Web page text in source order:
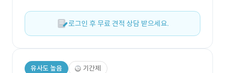
로그인 후 무료 견적 상담 받으세요.
유사도 높음 기간제